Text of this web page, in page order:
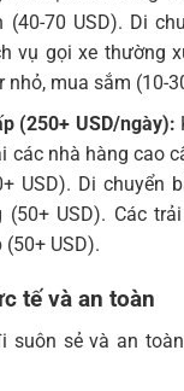
70 USD). Di
vụ gọi xe thường
mua sắm (10-
(250+ USD/ngày):
các nhà hàng cao
USD). Di chuyển
USD). Các
USD).
tế và an toàn
suôn sẻ và an